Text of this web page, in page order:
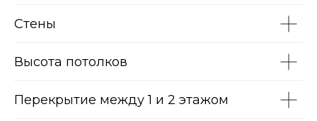
Стены
Высота потолков
Перекрытие между 1 и 2 этажом